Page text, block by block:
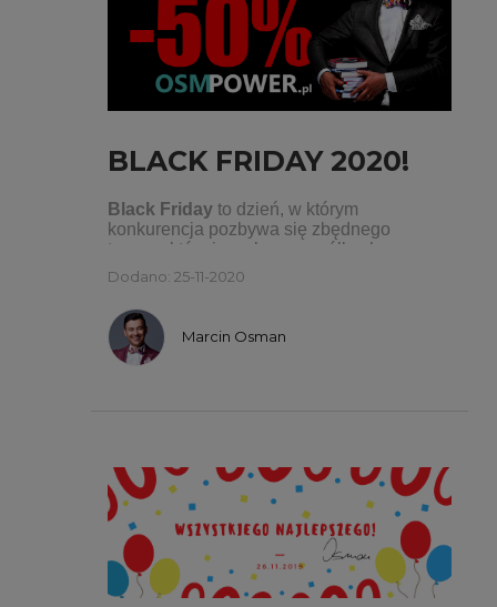
BLACK FRIDAY 2020!
Dodano: 25-11-2020
Black Friday to dzień, w którym
konkurencja pozbywa się zbędnego
towaru, który im zalega na półkach, a
OSMpower daje turbo rabaty na -50% na
Marcin Osman